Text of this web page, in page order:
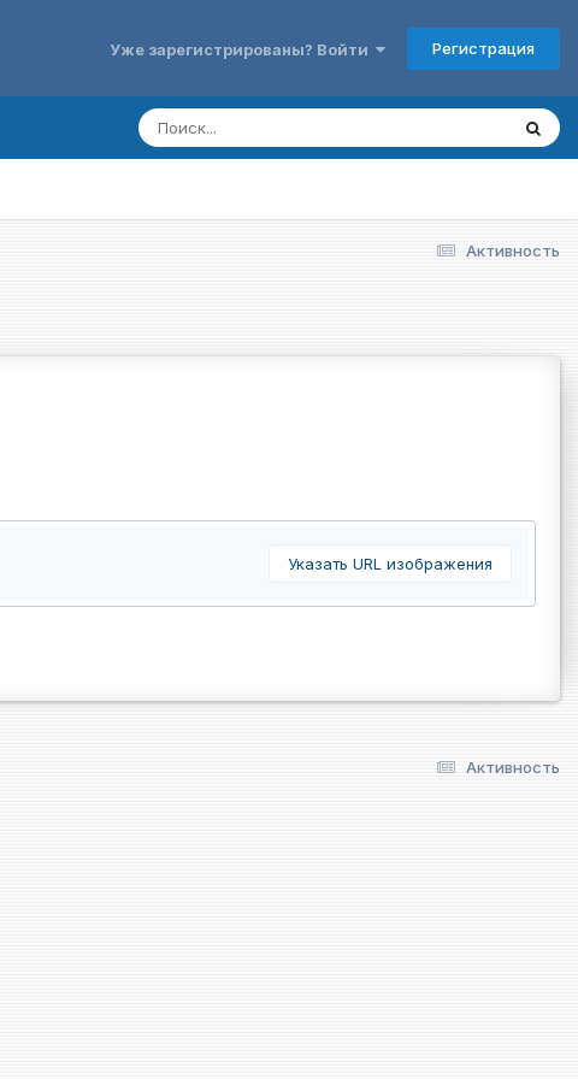
Уже зарегистрированы? Войти Регистрация
Активность
Указать URL изображения
Активность